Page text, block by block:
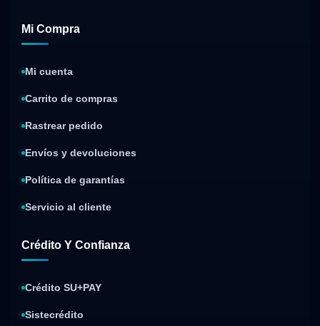
Mi Compra
Mi cuenta
Carrito de compras
Rastrear pedido
Envíos y devoluciones
Política de garantías
Servicio al cliente
Crédito Y Confianza
Crédito SU+PAY
Sistecrédito